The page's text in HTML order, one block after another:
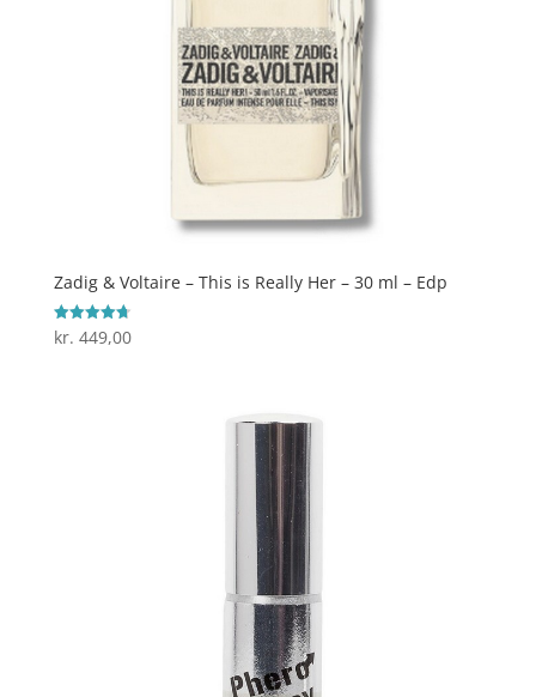
Zadig & Voltaire – This is Really Her – 30 ml – Edp
Vurderet
4.7
kr. 449,00